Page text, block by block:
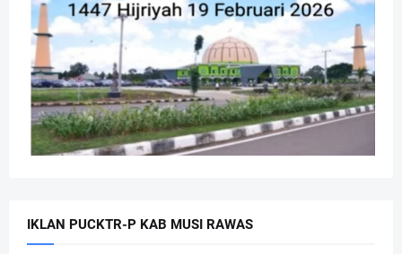
IKLAN PUCKTR-P KAB MUSI RAWAS